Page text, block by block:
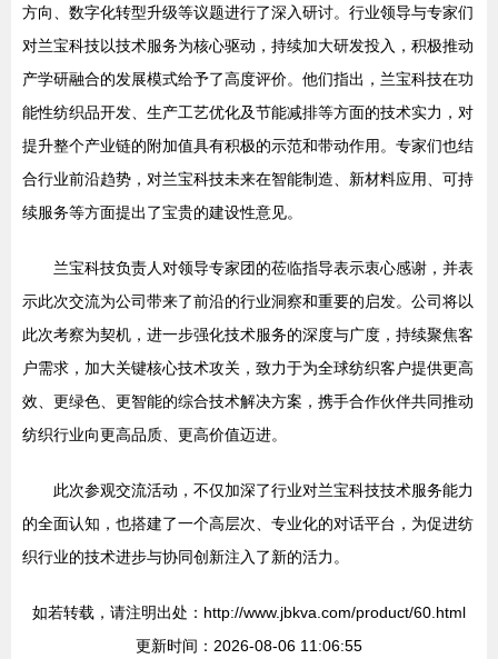
方向、数字化转型升级等议题进行了深入研讨。行业领导与专家们
对兰宝科技以技术服务为核心驱动，持续加大研发投入，积极推动
产学研融合的发展模式给予了高度评价。他们指出，兰宝科技在功
能性纺织品开发、生产工艺优化及节能减排等方面的技术实力，对
提升整个产业链的附加值具有积极的示范和带动作用。专家们也结
合行业前沿趋势，对兰宝科技未来在智能制造、新材料应用、可持
续服务等方面提出了宝贵的建设性意见。
兰宝科技负责人对领导专家团的莅临指导表示衷心感谢，并表
示此次交流为公司带来了前沿的行业洞察和重要的启发。公司将以
此次考察为契机，进一步强化技术服务的深度与广度，持续聚焦客
户需求，加大关键核心技术攻关，致力于为全球纺织客户提供更高
效、更绿色、更智能的综合技术解决方案，携手合作伙伴共同推动
纺织行业向更高品质、更高价值迈进。
此次参观交流活动，不仅加深了行业对兰宝科技技术服务能力
的全面认知，也搭建了一个高层次、专业化的对话平台，为促进纺
织行业的技术进步与协同创新注入了新的活力。
如若转载，请注明出处：http://www.jbkva.com/product/60.html
更新时间：2026-08-06 11:06:55